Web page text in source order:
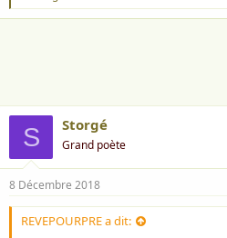
'
a
S Storgé
Grand poète
8 Décembre 2018
REVEPOURPRE a dit: